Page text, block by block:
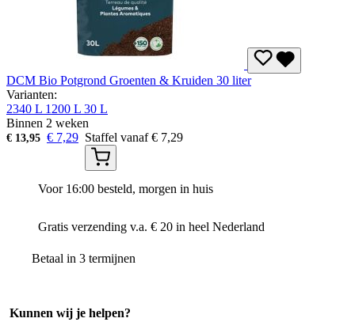
DCM Bio Potgrond Groenten & Kruiden 30 liter
Varianten:
2340 L 1200 L 30 L
Binnen 2 weken
€ 13,95 € 7,29 Staffel vanaf€ 7,29
Voor 16:00 besteld, morgen in huis
Gratis verzending v.a. € 20 in heel Nederland
Betaal in 3 termijnen
Kunnen wij je helpen?